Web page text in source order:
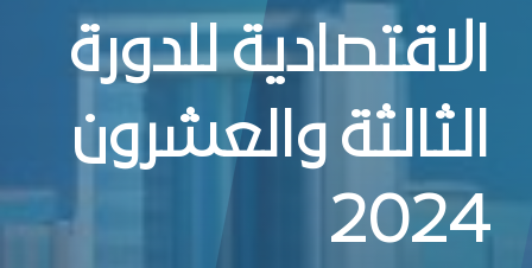
الاقتصادية للدورة
الثالثة والعشرون
2024